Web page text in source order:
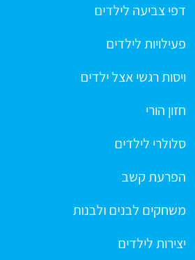
דפי צביעה לילדים
פעילויות לילדים
ויסות רגשי אצל ילדים
חזון הורי
סלולרי לילדים
הפרעת קשב
משחקים לבנים ולבנות
יצירות לילדים